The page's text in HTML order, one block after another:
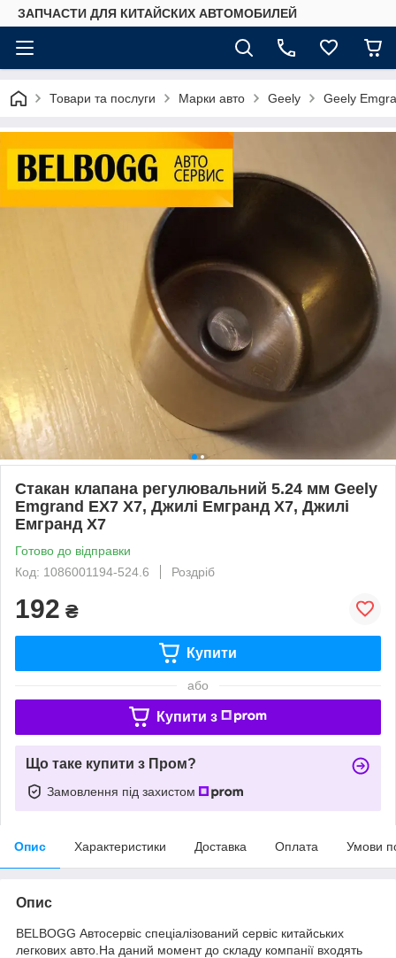
ЗАПЧАСТИ ДЛЯ КИТАЙСКИХ АВТОМОБИЛЕЙ
Товари та послуги Марки авто Geely Geely
Стакан клапана регулювальний 5.24 мм Geely
Emgrand EX7 X7, Джилі Емгранд Х7, Джилі
Емгранд Х7
Готово до відправки
Код: 1086001194-524.6
Роздріб
192 ₴
Купити
або
Купити з
Що таке купити з Пром?
Замовлення під захистом
Опис Характеристики Доставка Оплата Умови
Опис
BELBOGG Автосервіс спеціалізований сервіс китайських
легкових авто.На даний момент до складу компанії входять